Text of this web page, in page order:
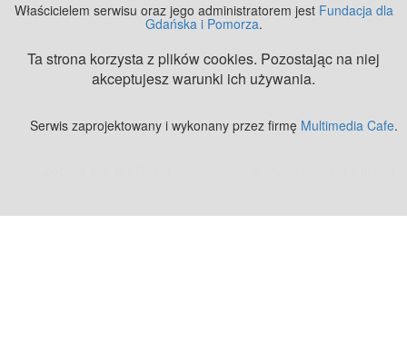
Właścicielem serwisu oraz jego administratorem jest Fundacja dla
Gdańska i Pomorza.
Ta strona korzysta z plików cookies. Pozostając na niej
akceptujesz warunki ich używania.
Serwis zaprojektowany i wykonany przez firmę Multimedia Cafe.